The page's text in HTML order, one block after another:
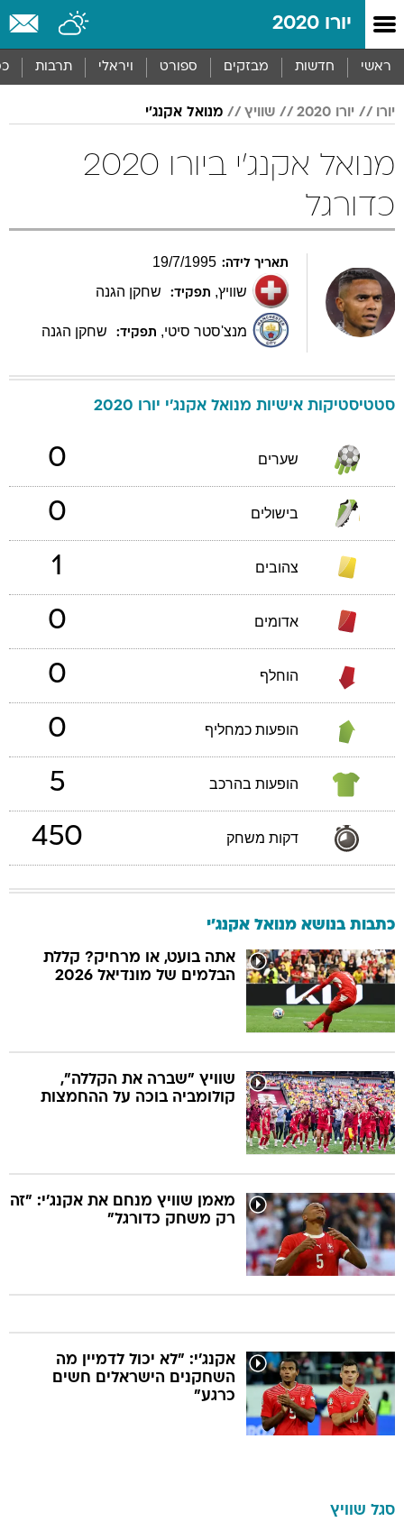
יורו 2020
ראשי חדשות מבזקים ספורט ויראלי תרבות
יורו יורו 2020 שוויץ מנואל אקנג'י
מנואל אקנג'י ביורו 2020
כדורגל
תאריך לידה: 19/7/1995
שוויץ, תפקיד: שחקן הגנה
מנצ'סטר סיטי, תפקיד: שחקן הגנה
סטטיסטיקות אישיות מנואל אקנג'י יורו 2020
שערים 0
בישולים 0
צהובים 1
אדומים 0
הוחלף 0
הופעות כמחליף 0
הופעות בהרכב 5
דקות משחק 450
כתבות בנושא מנואל אקנג'י
אתה בועט, או מרחיק? קללת
הבלמים של מונדיאל 2026
שוויץ "שברה את הקללה",
קולומביה בוכה על ההחמצות
מאמן שוויץ מנחם את אקנג'י: "זה
רק משחק כדורגל"
אקנג'י: "לא יכול לדמיין מה
השחקנים הישראלים חשים
כרגע"
סגל שוויץ